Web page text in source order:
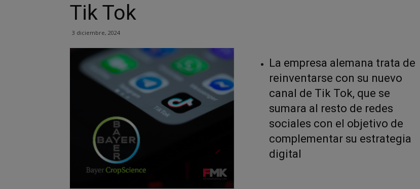
Tik Tok
3 diciembre, 2024
La empresa alemana trata de
reinventarse con su nuevo
canal de Tik Tok, que se
sumara al resto de redes
sociales con el objetivo de
complementar su estrategia
digital